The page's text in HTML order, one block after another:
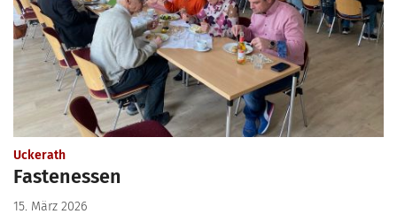
Uckerath:
Fastenessen
15. März 2026